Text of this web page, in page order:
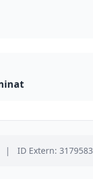
| ID Extern: 3179583